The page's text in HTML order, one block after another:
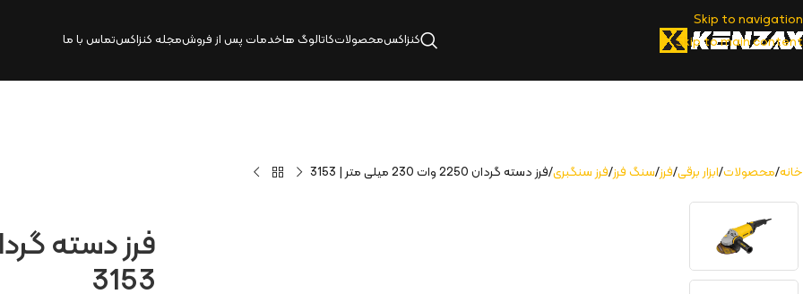
Skip to navigation
Skip to main content
کنزاکسمحصولاتکاتالوگ‌ هاخدمات پس از فروشمجله کنزاکستماس با ما
خانه محصولات ابزار برقی فرز سنگ فرز فرز سنگبری فرز دسته گردان 2250 وات 230 میلی متر | 3153
3153